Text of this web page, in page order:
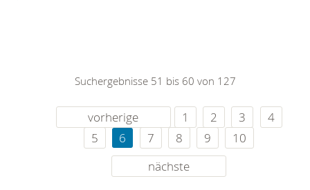
Suchergebnisse 51 bis 60 von 127
vorherige 1 2 3
4
5
6 7 8 9
10
nächste